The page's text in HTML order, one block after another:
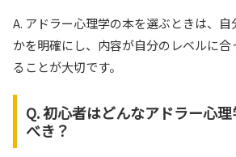
A. アドラー心理学の本を選ぶときは、
かを明確にし、内容が自分のレベルに
ることが大切です。
Q. 初心者はどんなアドラー心
べき？